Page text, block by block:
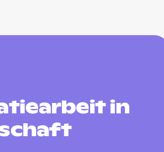
in